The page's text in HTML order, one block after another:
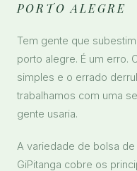
PORTO ALEGRE
Tem gente que
porto alegre. É um erro.
simples e o errado
trabalhamos com uma
gente usaria.
A variedade de bolsa
GiPitanga cobre os